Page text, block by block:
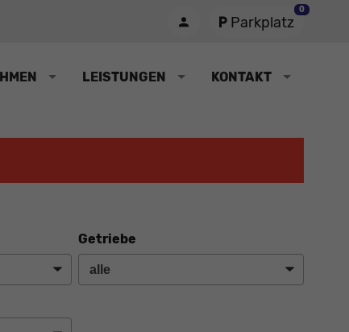
Parkplatz
0
LEISTUNGEN KONTAKT
Getriebe